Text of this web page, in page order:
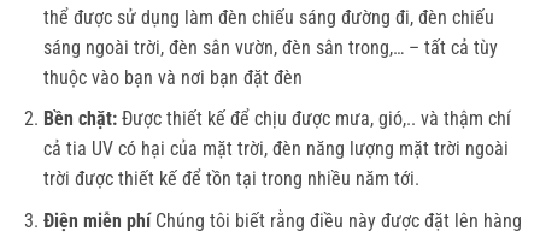
thể được sử dụng làm đèn chiếu sáng đường đi, đèn chiếu
sáng ngoài trời, đèn sân vườn, đèn sân trong,… – tất cả tùy
thuộc vào bạn và nơi bạn đặt đèn
Bền chặt:Được thiết kế để chịu được mưa, gió,.. và thậm chí
cả tia UV có hại của mặt trời, đèn năng lượng mặt trời ngoài
trời được thiết kế để tồn tại trong nhiều năm tới.
Điện miễn phíChúng tôi biết rằng điều này được đặt lên hàng